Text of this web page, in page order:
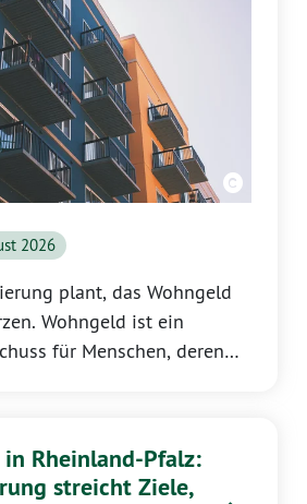
2026
plant, das Wohngeld
Wohngeld ist ein
für Menschen, deren
Rheinland-Pfalz:
streicht Ziele,